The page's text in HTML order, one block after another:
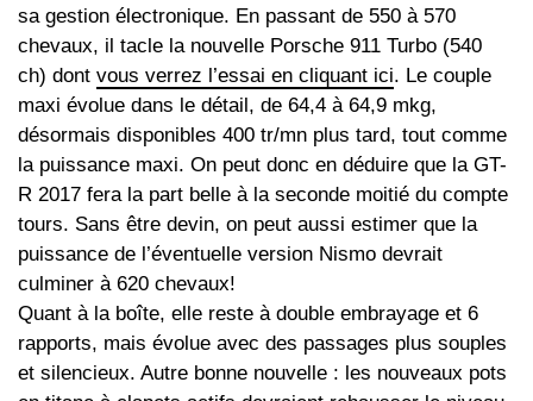
sa gestion électronique. En passant de 550 à 570
chevaux, il tacle la nouvelle Porsche 911 Turbo (540
ch) dont vous verrez l’essai en cliquant ici. Le couple
maxi évolue dans le détail, de 64,4 à 64,9 mkg,
désormais disponibles 400 tr/mn plus tard, tout comme
la puissance maxi. On peut donc en déduire que la GT-
R 2017 fera la part belle à la seconde moitié du compte
tours. Sans être devin, on peut aussi estimer que la
puissance de l’éventuelle version Nismo devrait
culminer à 620 chevaux!
Quant à la boîte, elle reste à double embrayage et 6
rapports, mais évolue avec des passages plus souples
et silencieux. Autre bonne nouvelle : les nouveaux pots